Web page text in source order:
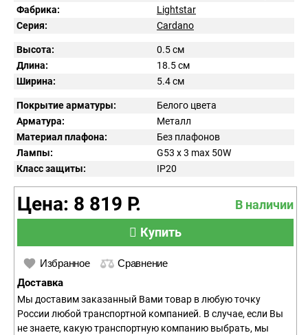
Фабрика:
Lightstar
Серия:
Cardano
Высота:
0.5 см
Длина:
18.5 см
Ширина:
5.4 см
Покрытие арматуры:
Белого цвета
Арматура:
Металл
Материал плафона:
Без плафонов
Лампы:
G53 x 3 max 50W
Класс защиты:
IP20
Цена: 8 819 Р.
В наличии
Купить
Избранное Сравнение
Доставка
Мы доставим заказанный Вами товар в любую точку
России любой транспортной компанией. В случае, если Вы
не знаете, какую транспортную компанию выбрать, мы